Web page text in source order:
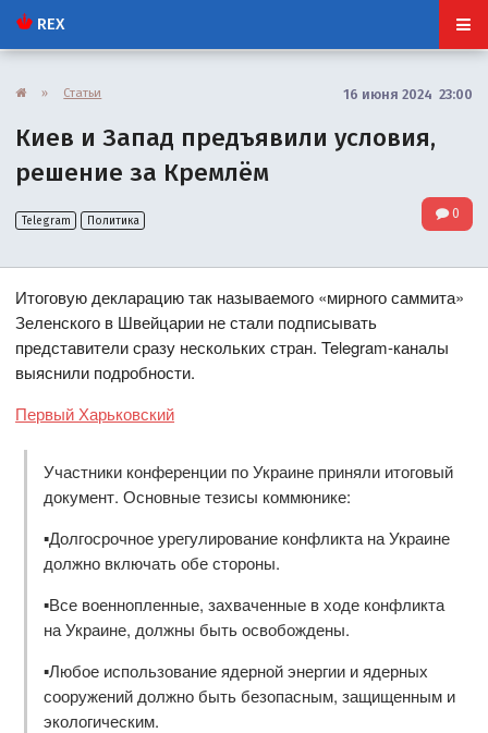
REX
» Статьи 16 июня 2024 23:00
Киев и Запад предъявили условия,
решение за Кремлём
Telegram Политика 0
Итоговую декларацию так называемого «мирного саммита»
Зеленского в Швейцарии не стали подписывать
представители сразу нескольких стран. Telegram-каналы
выяснили подробности.
Первый Харьковский
Участники конференции по Украине приняли итоговый
документ. Основные тезисы коммюнике:
▪️Долгосрочное урегулирование конфликта на Украине
должно включать обе стороны.
▪️Все военнопленные, захваченные в ходе конфликта
на Украине, должны быть освобождены.
▪️Любое использование ядерной энергии и ядерных
сооружений должно быть безопасным, защищенным и
экологическим.